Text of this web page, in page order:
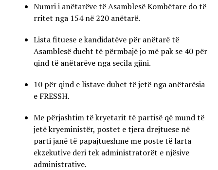
Numri i anëtarëve të Asamblesë Kombëtare do të
rritet nga 154 në 220 anëtarë.
Lista fituese e kandidatëve për anëtarë të
Asamblesë dueht të përmbajë jo më pak se 40 për
qind të anëtarëve nga secila gjini.
10 për qind e listave duhet të jetë nga anëtarësia
e FRESSH.
Me përjashtim të kryetarit të partisë që mund të
jetë kryeministër, postet e tjera drejtuese në
parti janë të papajtueshme me poste të larta
ekzekutive deri tek administratorët e njësive
administrative.